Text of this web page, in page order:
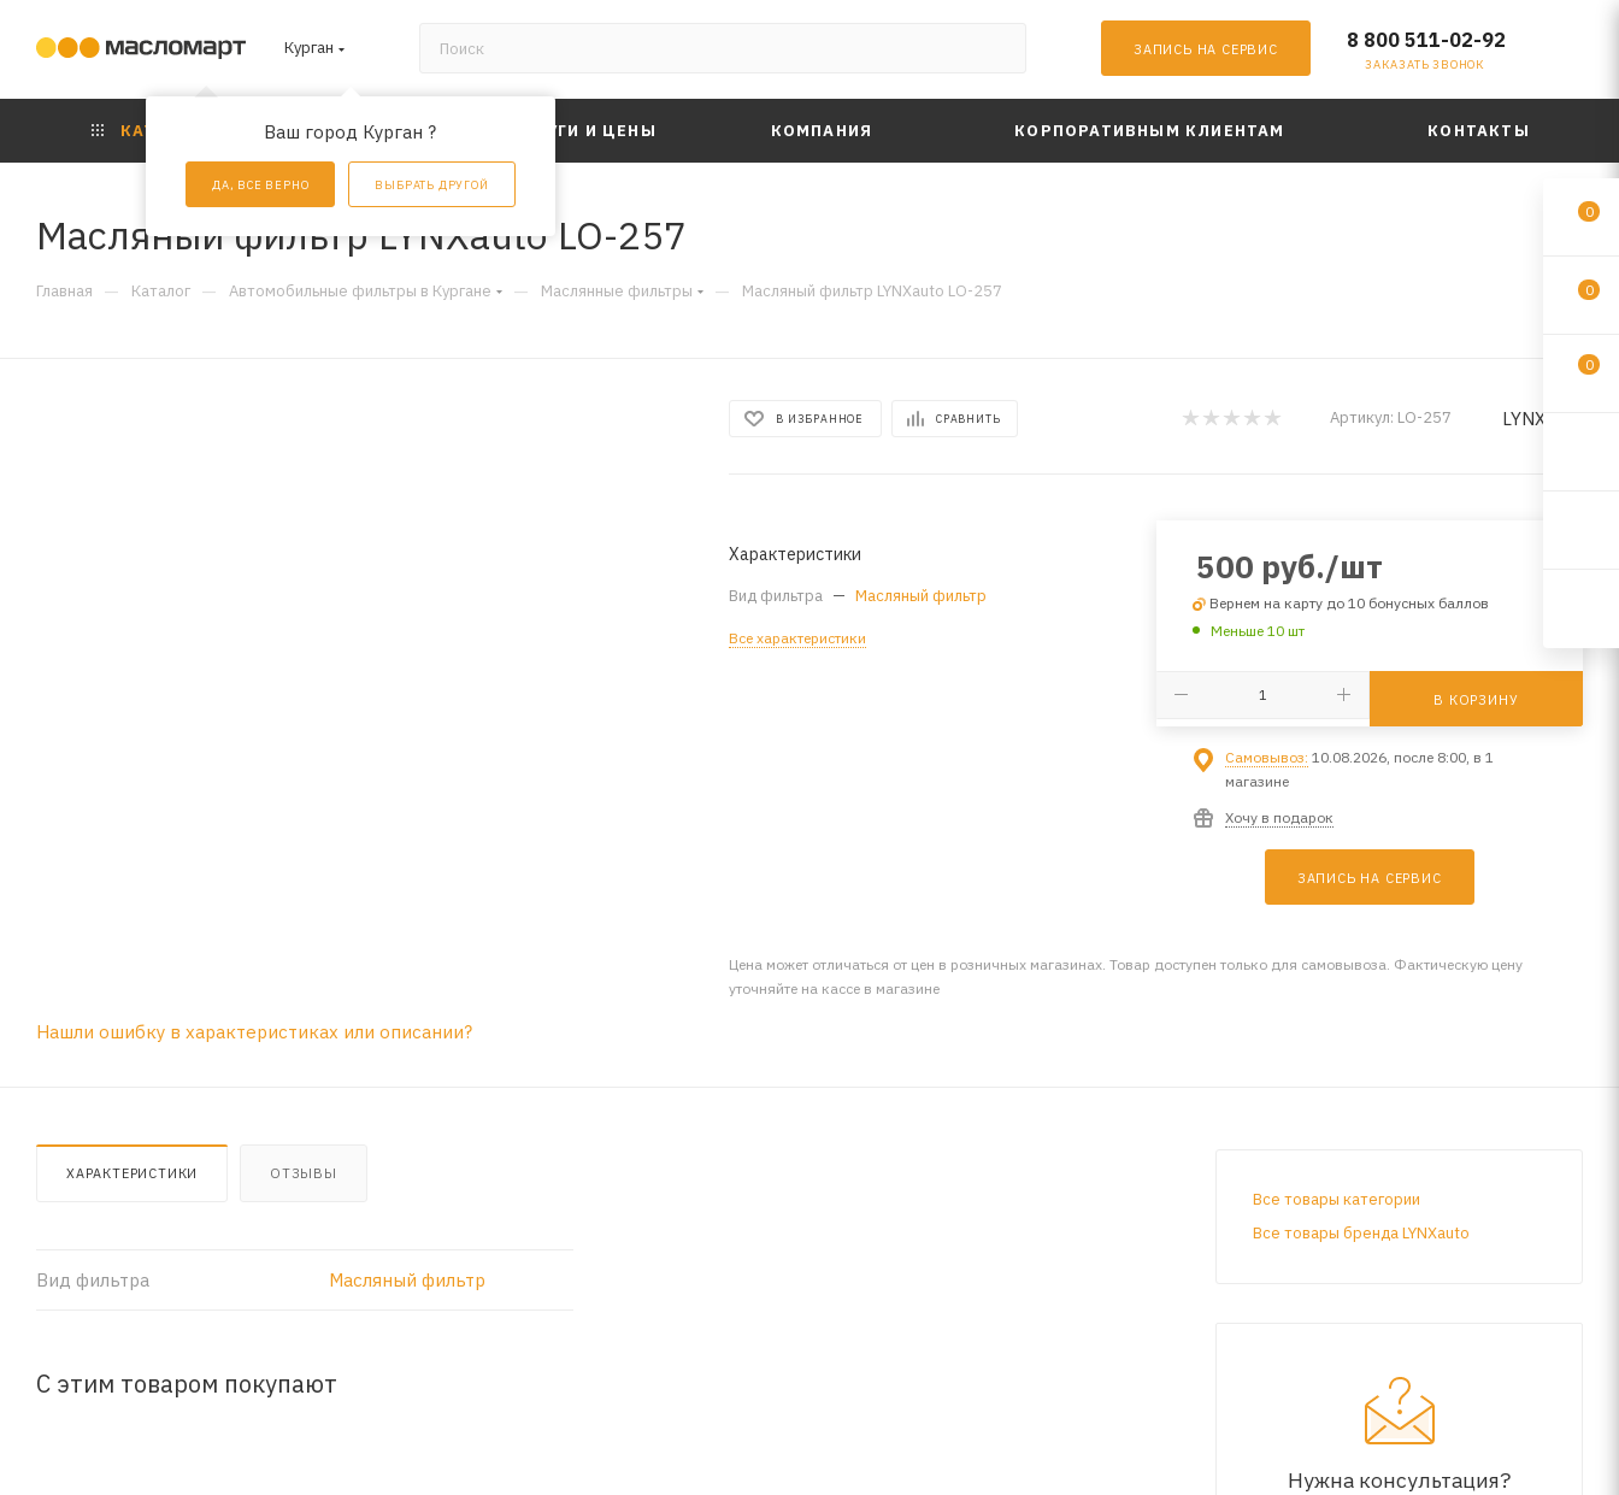
Курган
Ваш город Курган ?
ДА, ВСЕ ВЕРНО ВЫБРАТЬ ДРУГОЙ
ЗАПИСЬ НА СЕРВИС 8 800 511-02-92
ЗАКАЗАТЬ ЗВОНОК
КАТАЛОГ АКЦИИ УСЛУГИ И ЦЕНЫ КОМПАНИЯ КОРПОРАТИВНЫМ КЛИЕНТАМ КОНТАКТЫ
Масляный фильтр LYNXauto LO-257
Главная — Каталог — Автомобильные фильтры в Кургане — Маслянные фильтры — Масляный фильтр LYNXauto LO-257
В ИЗБРАННОЕ СРАВНИТЬ Артикул: LO-257 LYNXauto
Характеристики
Вид фильтра — Масляный фильтр
Все характеристики
500 руб./шт
Вернем на карту до 10 бонусных баллов
Меньше 10 шт
В КОРЗИНУ
Самовывоз: 10.08.2026, после 8:00, в 1
магазине
Хочу в подарок
ЗАПИСЬ НА СЕРВИС
Цена может отличаться от цен в розничных магазинах. Товар доступен только для самовывоза. Фактическую цену
уточняйте на кассе в магазине
Нашли ошибку в характеристиках или описании?
ХАРАКТЕРИСТИКИ ОТЗЫВЫ
Вид фильтра Масляный фильтр
С этим товаром покупают
Все товары категории
Все товары бренда LYNXauto
Нужна консультация?
0
0
0